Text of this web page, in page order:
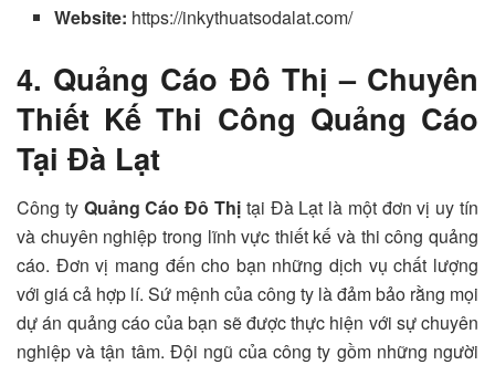
Website: https://inkythuatsodalat.com/
4. Quảng Cáo Đô Thị – Chuyên
Thiết Kế Thi Công Quảng Cáo
Tại Đà Lạt
Công ty Quảng Cáo Đô Thịtại Đà Lạt là một đơn vị uy tín
và chuyên nghiệp trong lĩnh vực thiết kế và thi công quảng
cáo. Đơn vị mang đến cho bạn những dịch vụ chất lượng
với giá cả hợp lí. Sứ mệnh của công ty là đảm bảo rằng mọi
dự án quảng cáo của bạn sẽ được thực hiện với sự chuyên
nghiệp và tận tâm. Đội ngũ của công ty gồm những người